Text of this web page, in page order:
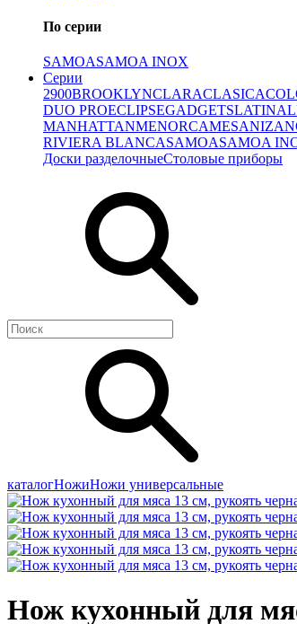
По серии
SAMOASAMOA INOX
Серии
2900BROOKLYNCLARACLASICA
DUO PROECLIPSEGADGETSLATINA
MANHATTANMENORCAMESANIZA
RIVIERA BLANCASAMOASAMOA
Доски разделочныеСтоловые приборы
каталогНожиНожи универсальные
Нож кухонный для